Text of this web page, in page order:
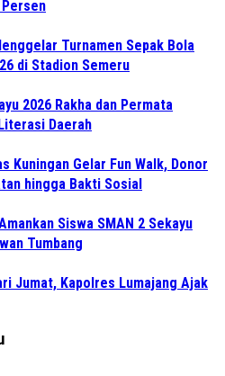
Persen
Turnamen Sepak Bola
di Stadion Semeru
2026 Rakha dan Permata
Daerah
Kuningan Gelar Fun Walk, Donor
hingga Bakti Sosial
Siswa SMAN 2 Sekayu
Tumbang
Jumat, Kapolres Lumajang Ajak